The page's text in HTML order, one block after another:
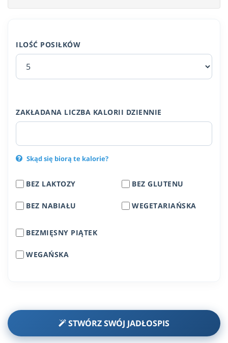
ILOŚĆ POSIŁKÓW
ZAKŁADANA LICZBA KALORII DZIENNIE
Skąd się biorą te kalorie?
BEZ LAKTOZY
BEZ NABIAŁU
BEZ GLUTENU
WEGETARIAŃSKA
BEZMIĘSNY PIĄTEK
WEGAŃSKA
STWÓRZ SWÓJ JADŁOSPIS